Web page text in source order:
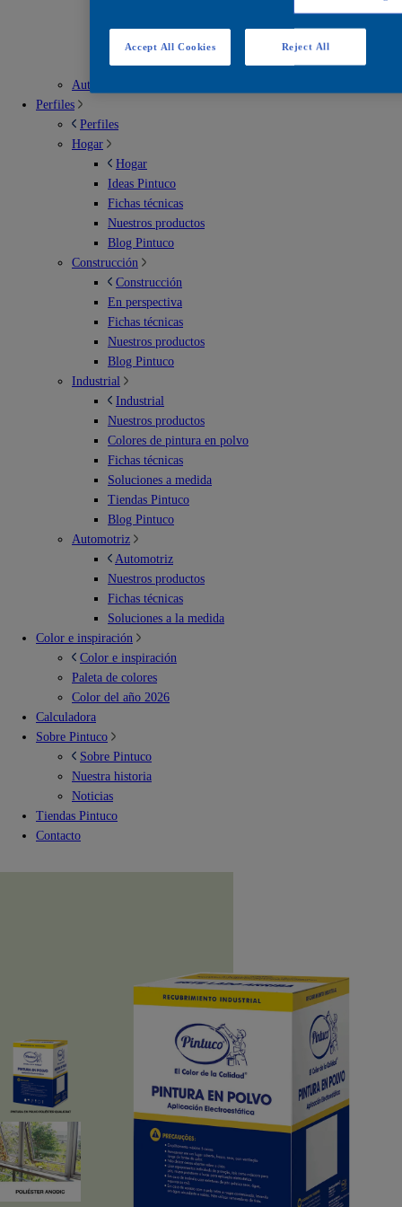
Soluciones para exterior
Soluciones para imperbeabilización
Soluciones para interiores
Automotriz
Perfiles
Perfiles
Hogar
Hogar
Ideas Pintuco
Fichas técnicas
Nuestros productos
Blog Pintuco
Construcción
Construcción
En perspectiva
Fichas técnicas
Nuestros productos
Blog Pintuco
Industrial
Industrial
Nuestros productos
Colores de pintura en polvo
Fichas técnicas
Soluciones a medida
Tiendas Pintuco
Blog Pintuco
Automotriz
Automotriz
Nuestros productos
Fichas técnicas
Soluciones a la medida
Color e inspiración
Color e inspiración
Paleta de colores
Color del año 2026
Calculadora
Sobre Pintuco
Sobre Pintuco
Nuestra historia
Noticias
Tiendas Pintuco
Contacto
Reject All
Accept All Cookies